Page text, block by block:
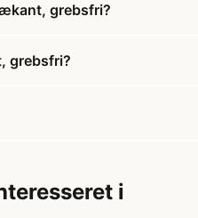
grebsfri?
grebsfri?
i